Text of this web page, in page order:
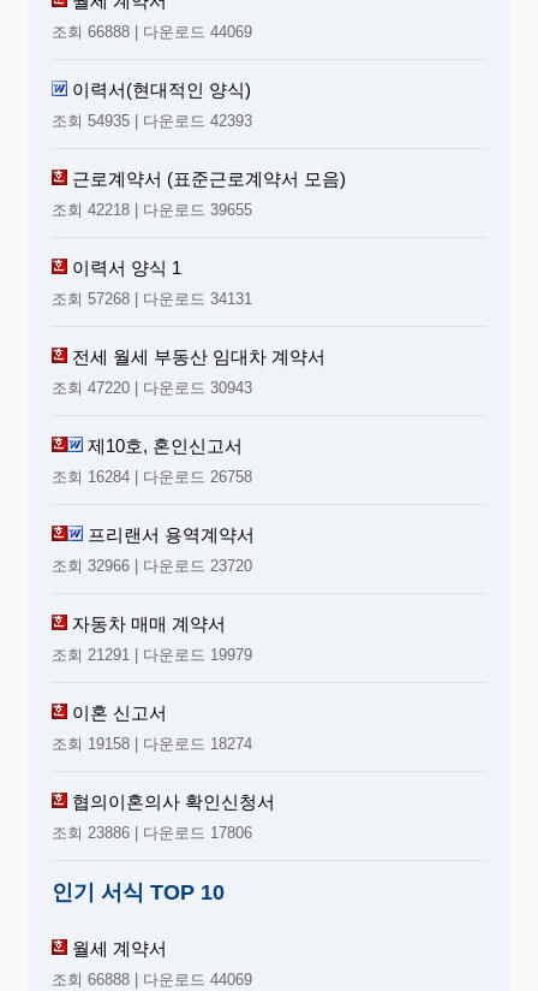
조회 66888 | 다운로드 44069
이력서(현대적인 양식)
조회 54935 | 다운로드 42393
근로계약서 (표준근로계약서 모음)
조회 42218 | 다운로드 39655
이력서 양식 1
조회 57268 | 다운로드 34131
전세 월세 부동산 임대차 계약서
조회 47220 | 다운로드 30943
제10호, 혼인신고서
조회 16284 | 다운로드 26758
프리랜서 용역계약서
조회 32966 | 다운로드 23720
자동차 매매 계약서
조회 21291 | 다운로드 19979
이혼 신고서
조회 19158 | 다운로드 18274
협의이혼의사 확인신청서
조회 23886 | 다운로드 17806
인기 서식 TOP 10
월세 계약서
조회 66888 | 다운로드 44069